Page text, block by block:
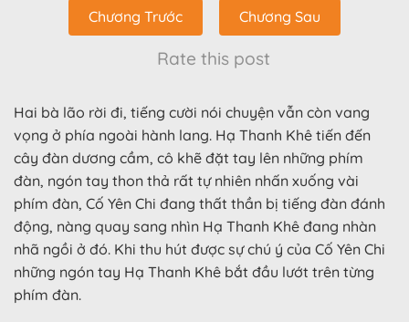
Chương Trước Chương Sau
Rate this post
Hai bà lão rời đi, tiếng cười nói chuyện vẫn còn vang
vọng ở phía ngoài hành lang. Hạ Thanh Khê tiến đến
cây đàn dương cầm, cô khẽ đặt tay lên những phím
đàn, ngón tay thon thả rất tự nhiên nhấn xuống vài
phím đàn, Cố Yên Chi đang thất thần bị tiếng đàn đánh
động, nàng quay sang nhìn Hạ Thanh Khê đang nhàn
nhã ngồi ở đó. Khi thu hút được sự chú ý của Cố Yên Chi
những ngón tay Hạ Thanh Khê bắt đầu lướt trên từng
phím đàn.